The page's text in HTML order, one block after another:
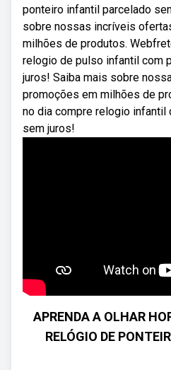
ponteiro infantil parcelado
sobre nossas incríveis
milhões de produtos.
relogio de pulso infantil com
juros! Saiba mais sobre
promoções em milhões de
no dia compre relogio infantil
sem juros!
APRENDA A OLHAR
RELÓGIO DE